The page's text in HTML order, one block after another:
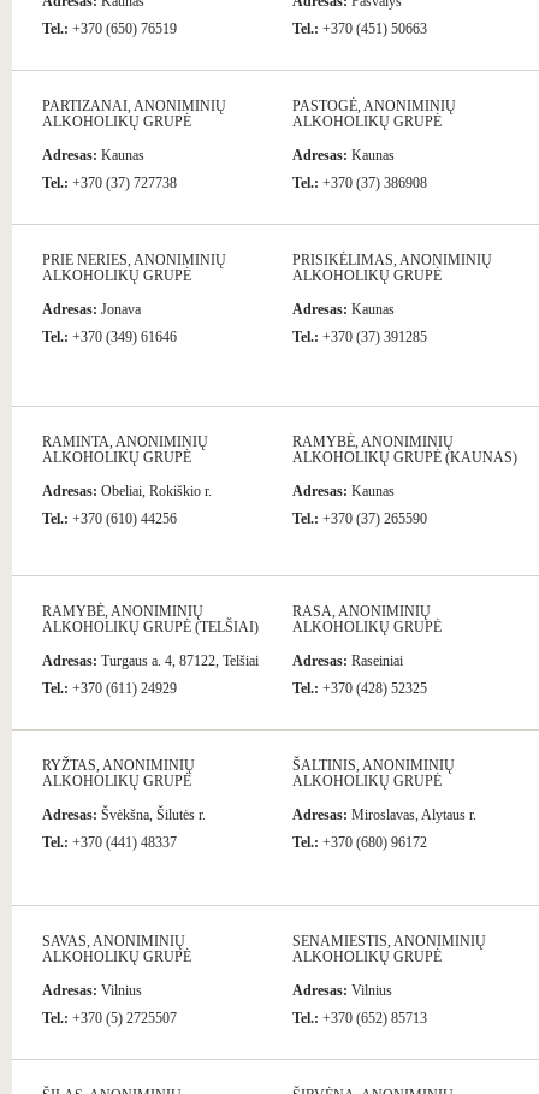
Tel.: +370 (650) 76519
Tel.: +370 (451) 50663
PARTIZANAI, ANONIMINIŲ
ALKOHOLIKŲ GRUPĖ
Adresas: Kaunas
Tel.: +370 (37) 727738
PASTOGĖ, ANONIMINIŲ
ALKOHOLIKŲ GRUPĖ
Adresas: Kaunas
Tel.: +370 (37) 386908
PRIE NERIES, ANONIMINIŲ
ALKOHOLIKŲ GRUPĖ
Adresas: Jonava
Tel.: +370 (349) 61646
PRISIKĖLIMAS, ANONIMINIŲ
ALKOHOLIKŲ GRUPĖ
Adresas: Kaunas
Tel.: +370 (37) 391285
RAMINTA, ANONIMINIŲ
ALKOHOLIKŲ GRUPĖ
Adresas: Obeliai, Rokiškio r.
Tel.: +370 (610) 44256
RAMYBĖ, ANONIMINIŲ
ALKOHOLIKŲ GRUPĖ (KAUNAS)
Adresas: Kaunas
Tel.: +370 (37) 265590
RAMYBĖ, ANONIMINIŲ
ALKOHOLIKŲ GRUPĖ (TELŠIAI)
Adresas: Turgaus a. 4, 87122, Telšiai
Tel.: +370 (611) 24929
RASA, ANONIMINIŲ
ALKOHOLIKŲ GRUPĖ
Adresas: Raseiniai
Tel.: +370 (428) 52325
RYŽTAS, ANONIMINIŲ
ALKOHOLIKŲ GRUPĖ
Adresas: Švėkšna, Šilutės r.
Tel.: +370 (441) 48337
ŠALTINIS, ANONIMINIŲ
ALKOHOLIKŲ GRUPĖ
Adresas: Miroslavas, Alytaus r.
Tel.: +370 (680) 96172
SAVAS, ANONIMINIŲ
ALKOHOLIKŲ GRUPĖ
Adresas: Vilnius
Tel.: +370 (5) 2725507
SENAMIESTIS, ANONIMINIŲ
ALKOHOLIKŲ GRUPĖ
Adresas: Vilnius
Tel.: +370 (652) 85713